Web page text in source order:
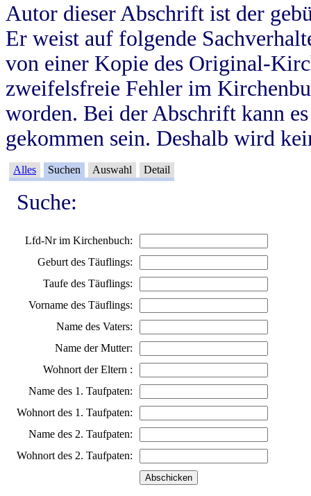
Autor dieser Abschrift ist der
Er weist auf folgende
von einer Kopie des Original-
zweifelsfreie Fehler im
worden. Bei der Abschrift kann
gekommen sein. Deshalb wird
Alles Suchen Auswahl Detail
Suche:
Lfd-Nr im Kirchenbuch:
Geburt des Täuflings:
Taufe des Täuflings:
Vorname des Täuflings:
Name des Vaters:
Name der Mutter:
Wohnort der Eltern :
Name des 1. Taufpaten:
Wohnort des 1. Taufpaten:
Name des 2. Taufpaten:
Wohnort des 2. Taufpaten: